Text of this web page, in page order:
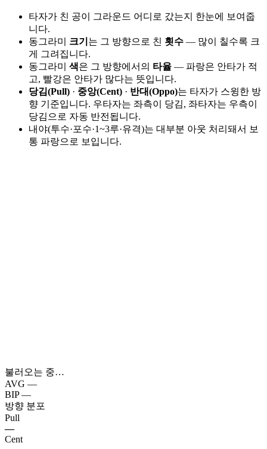
타자가 친 공이 그라운드 어디로 갔는지 한눈에 보여줍
니다.
동그라미 크기 는 그 방향으로 친 횟수 — 많이 칠수록 크
게 그려집니다.
동그라미 색은 그 방향에서의 타율 — 파랑은 안타가 적
고, 빨강은 안타가 많다는 뜻입니다.
당김(Pull) · 중앙(Cent) · 반대(Oppo)는 타자가 스윙한 방
향 기준입니다. 우타자는 좌측이 당김, 좌타자는 우측이
당김으로 자동 반전됩니다.
내야(투수·포수·1~3루·유격)는 대부분 아웃 처리돼서 보
통 파랑으로 보입니다.
불러오는 중…
AVG —
BIP —
방향 분포
Pull
—
Cent